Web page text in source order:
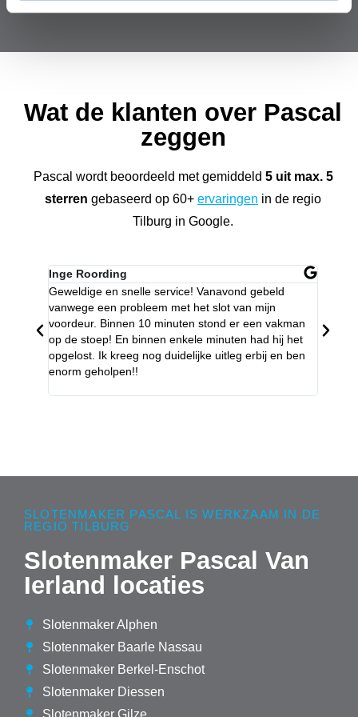
Wat de klanten over Pascal
zeggen
Pascal wordt beoordeeld met gemiddeld 5 uit max. 5
sterren gebaseerd op 60+ ervaringen in de regio
Tilburg in Google.
Inge Roording
Geweldige en snelle service! Vanavond gebeld
vanwege een probleem met het slot van mijn
voordeur. Binnen 10 minuten stond er een vakman
op de stoep! En binnen enkele minuten had hij het
opgelost. Ik kreeg nog duidelijke uitleg erbij en ben
enorm geholpen!!
SLOTENMAKER PASCAL IS WERKZAAM IN DE
REGIO TILBURG
Slotenmaker Pascal Van
Ierland locaties
Slotenmaker Alphen
Slotenmaker Baarle Nassau
Slotenmaker Berkel-Enschot
Slotenmaker Diessen
Slotenmaker Gilze